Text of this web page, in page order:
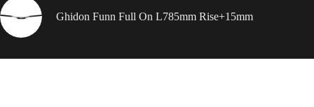
Ghidon Funn Full On L785mm Rise+15mm